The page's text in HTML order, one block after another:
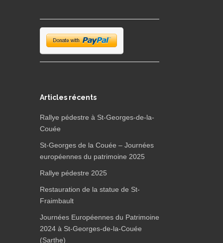
Articles récents
Rallye pédestre à St-Georges-de-la-
Couée
St-Georges de la Couée – Journées
européennes du patrimoine 2025
Rallye pédestre 2025
Restauration de la statue de St-
Fraimbault
Journées Européennes du Patrimoine
2024 à St-Georges-de-la-Couée
(Sarthe)